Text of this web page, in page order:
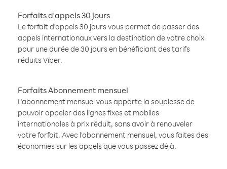
Forfaits d'appels 30 jours
Le forfait d'appels 30 jours vous permet de passer des
appels internationaux vers la destination de votre choix
pour une durée de 30 jours en bénéficiant des tarifs
réduits Viber.
Forfaits Abonnement mensuel
L'abonnement mensuel vous apporte la souplesse de
pouvoir appeler des lignes fixes et mobiles
internationales à prix réduit, sans avoir à renouveler
votre forfait. Avec l'abonnement mensuel, vous faites des
économies sur les appels que vous passez déjà.